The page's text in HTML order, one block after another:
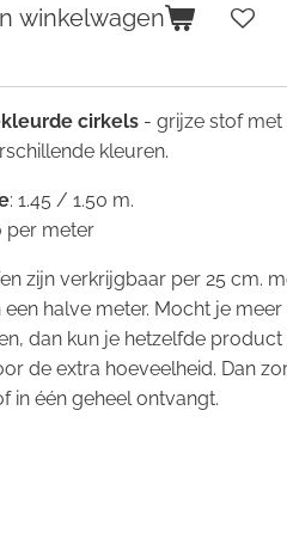
winkelwagen
cirkels - grijze stof
kleuren.
: 1.45 / 1.50 m.
per meter
zijn verkrijgbaar per 25 cm.
halve meter. Mocht je
dan kun je hetzelfde product
de extra hoeveelheid. Dan
in één geheel ontvangt.